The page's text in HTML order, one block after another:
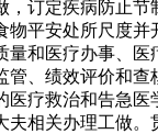
订定疾病防止
平安处所尺度
和医疗办事、
、绩效评价和
疗救治和告急
相关办理工做